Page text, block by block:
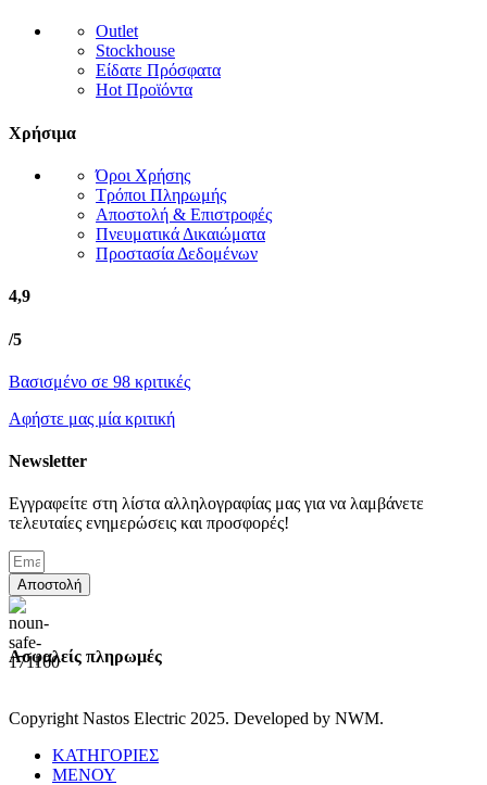
Outlet
Stockhouse
Είδατε Πρόσφατα
Hot Προϊόντα
Χρήσιμα
Όροι Χρήσης
Τρόποι Πληρωμής
Αποστολή & Επιστροφές
Πνευματικά Δικαιώματα
Προστασία Δεδομένων
4,9
/5
Βασισμένο σε 98 κριτικές
Αφήστε μας μία κριτική
Newsletter
Εγγραφείτε στη λίστα αλληλογραφίας μας για να λαμβάνετε
τελευταίες ενημερώσεις και προσφορές!
Αποστολή
Ασφαλείς πληρωμές
Copyright Nastos Electric 2025. Developed by NWM.
ΚΑΤΗΓΟΡΙΕΣ
ΜΕΝΟΥ